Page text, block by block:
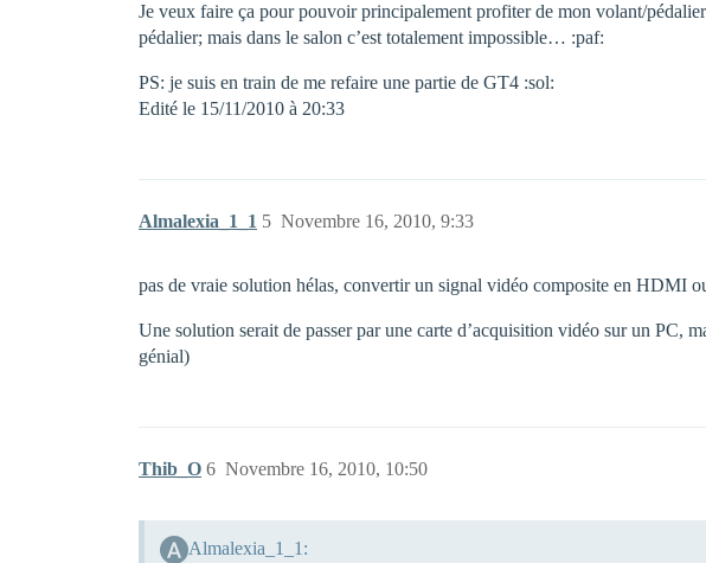
Je veux faire ça pour pouvoir principalement profiter de mon volant/
pédalier; mais dans le salon c’est totalement impossible… :paf:
PS: je suis en train de me refaire une partie de GT4 :sol:
Edité le 15/11/2010 à 20:33
Almalexia_1_1 Novembre 16, 2010, 9:33
5
pas de vraie solution hélas, convertir un signal vidéo composite en HDMI
Une solution serait de passer par une carte d’acquisition vidéo sur un PC,
génial)
Thib_O Novembre 16, 2010, 10:50
6
Almalexia_1_1: